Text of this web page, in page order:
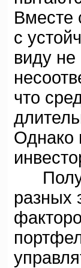
Вместе
с
виду
что
Однако
разных